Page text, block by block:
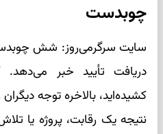
چوبدست
سایت سرگرمی‌روز: شش
دریافت تأیید خبر
کشیده‌اید، بالاخره توجه
نتیجه یک رقابت، پروژه یا